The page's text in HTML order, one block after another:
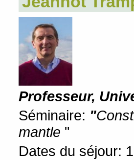
Professeur,
Séminaire: "
mantle "
Dates du séjour: